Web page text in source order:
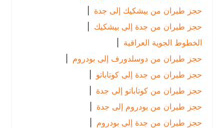
حجز طيران من بيشكيك إلى جدة
حجز طيران من جدة إلى بيشكيك |
الخطوط الجوية العراقية
حجز طيران من دوسلدورف إلى بودروم |
حجز طيران من جدة إلى كوتاباتو |
حجز طيران من كوتاباتو إلى جدة
حجز طيران من بودروم إلى جدة
حجز طيران من جدة إلى بودروم |